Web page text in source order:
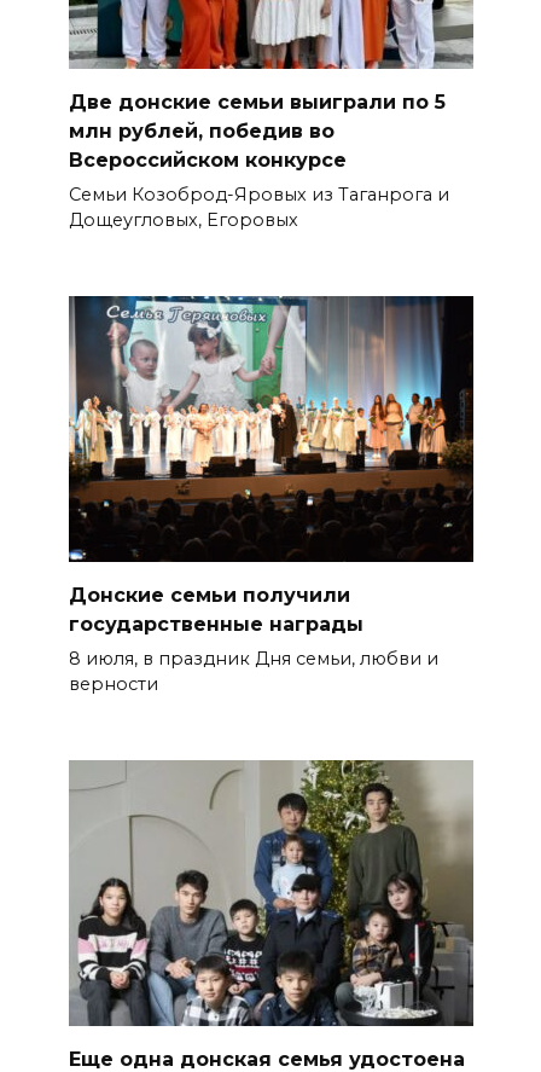
Две донские семьи выиграли по 5
млн рублей, победив во
Всероссийском конкурсе
Семьи Козоброд-Яровых из Таганрога и
Дощеугловых, Егоровых
Донские семьи получили
государственные награды
8 июля, в праздник Дня семьи, любви и
верности
Еще одна донская семья удостоена